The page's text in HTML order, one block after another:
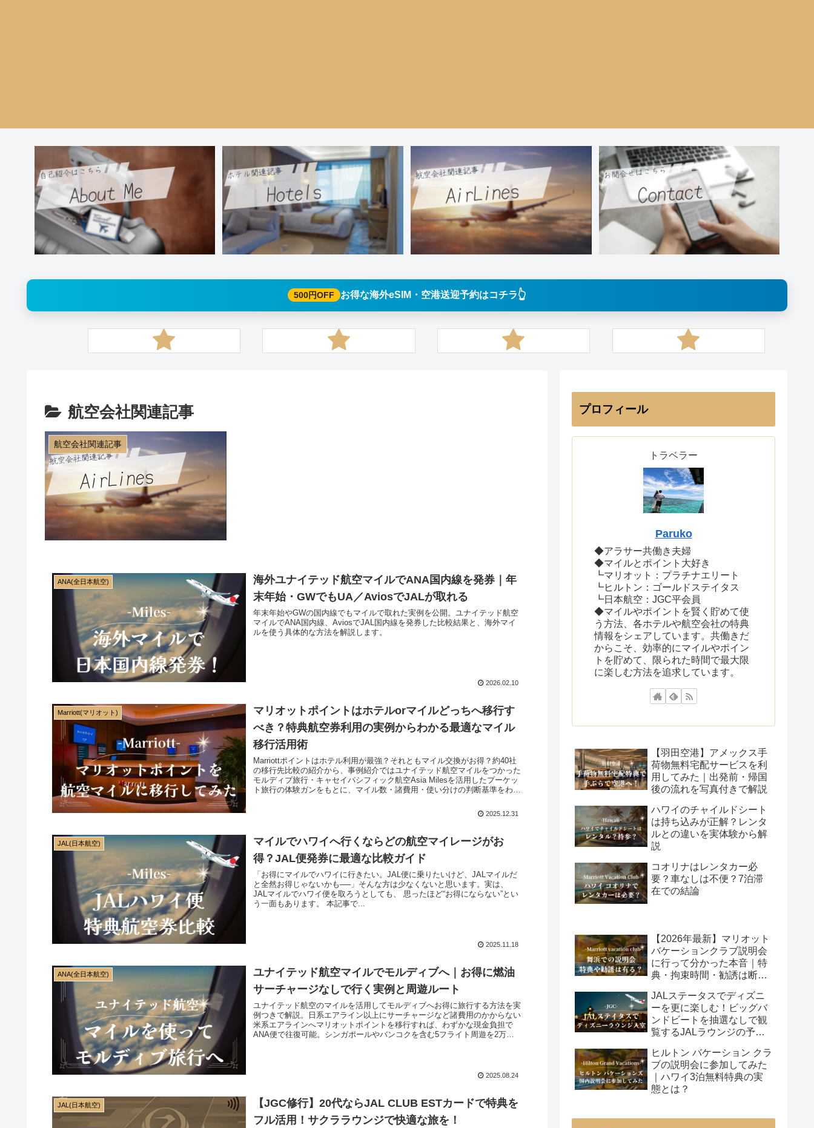
500円OFF お得な海外eSIM・空港送迎予約はコチラ👆️
航空会社関連記事
航空会社関連記事
ANA(全日本航空)
海外ユナイテッド航空マイルでANA国内線を発券｜年
末年始・GWでもUA／AviosでJALが取れる
年末年始やGWの国内線でもマイルで取れた実例を公開。ユナイテッド航空
マイルでANA国内線、AviosでJAL国内線を発券した比較結果と、海外マイ
ルを使う具体的な方法を解説します。
2026.02.10
Marriott(マリオット)
マリオットポイントはホテルorマイルどっちへ移行す
べき？特典航空券利用の実例からわかる最適なマイル
移行活用術
Marriottポイントはホテル利用が最強？それともマイル交換がお得？約40社
の移行先比較の紹介から、事例紹介ではユナイテッド航空マイルをつかった
モルディブ旅行・キャセイパシフィック航空Asia Milesを活用したプーケッ
ト旅行の体験ガンをもとに、マイル数・諸費用・使い分けの判断基準をわか
2025.12.31
JAL(日本航空)
マイルでハワイへ行くならどの航空マイレージがお
得？JAL便発券に最適な比較ガイド
「お得にマイルでハワイに行きたい。JAL便に乗りたいけど、JALマイルだ
と全然お得じゃないかも──」そんな方は少なくないと思います。実は、
JALマイルでハワイ便を取ろうとしても、 思ったほど“お得にならない”とい
う一面もあります。 本記事で...
2025.11.18
ANA(全日本航空)
ユナイテッド航空マイルでモルディブへ｜お得に燃油
サーチャージなしで行く実例と周遊ルート
ユナイテッド航空のマイルを活用してモルディブへお得に旅行する方法を実
例つきで解説。日系エアライン以上にサーチャージなど諸費用のかからない
米系エアラインへマリオットポイントを移行すれば、わずかな現金負担で
ANA便で往復可能。シンガポールやバンコクを含む5フライト周遊を2万円
2025.08.24
JAL(日本航空)
【JGC修行】20代ならJAL CLUB ESTカードで特典を
フル活用！サクララウンジで快適な旅を！
プロフィール
トラベラー
Paruko
◆アラサー共働き夫婦
◆マイルとポイント大好き
┗マリオット：プラチナエリート
┗ヒルトン：ゴールドステイタス
┗日本航空：JGC平会員
◆マイルやポイントを賢く貯めて使
う方法、各ホテルや航空会社の特典
情報をシェアしています。共働きだ
からこそ、効率的にマイルやポイン
トを貯めて、限られた時間で最大限
に楽しむ方法を追求しています。
【羽田空港】アメックス手
荷物無料宅配サービスを利
用してみた｜出発前・帰国
後の流れを写真付きで解説
ハワイのチャイルドシート
は持ち込みが正解？レンタ
ルとの違いを実体験から解
説
コオリナはレンタカー必
要？車なしは不便？7泊滞
在での結論
【2026年最新】マリオット
バケーションクラブ説明会
に行って分かった本音｜特
典・拘束時間・勧誘は断れ
JALステータスでディズニ
ーを更に楽しむ！ビッグバ
ンドビートを抽選なしで観
覧するJALラウンジの予約
ヒルトン バケーション クラ
ブの説明会に参加してみた
｜ハワイ3泊無料特典の実
態とは？